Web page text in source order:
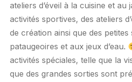
ateliers d’éveil à la cuisine et au
activités sportives, des ateliers
de création ainsi que des
pataugeoires et aux jeux d’eau.
activités spéciales, telle que la
que des grandes sorties sont